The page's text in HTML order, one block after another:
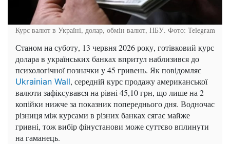
Курс валют в Україні, долар, обмін валют, НБУ. Фото: Telegram
Станом на суботу, 13 червня 2026 року, готівковий курс
долара в українських банках впритул наблизився до
психологічної позначки у 45 гривень. Як повідомляє
Ukrainian Wall, середній курс продажу американської
валюти зафіксувався на рівні 45,10 грн, що лише на 2
копійки нижче за показник попереднього дня. Водночас
різниця між курсами в різних банках сягає майже
гривні, тож вибір фінустанови може суттєво вплинути
на гаманець.